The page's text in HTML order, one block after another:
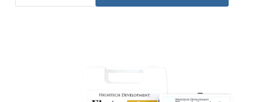
gegen übermäßiges Schwitzen von Händen, Füßen und